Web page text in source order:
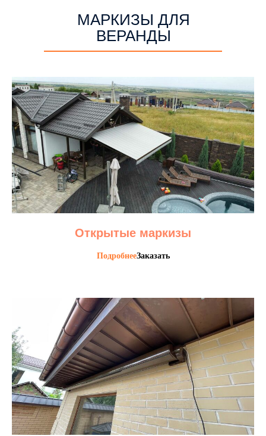
МАРКИЗЫ ДЛЯ
ВЕРАНДЫ
Открытые маркизы
ПодробнееЗаказать